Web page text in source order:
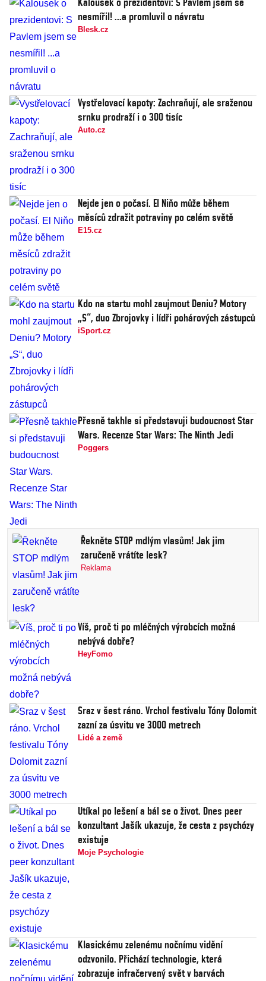
nesmířil! ...a promluvil o návratu
Blesk.cz
Vystřelovací kapoty: Zachraňují, ale sraženou
srnku prodraží i o 300 tisíc
Auto.cz
Nejde jen o počasí. El Niňo může během
měsíců zdražit potraviny po celém světě
E15.cz
Kdo na startu mohl zaujmout Deniu? Motory
„S“, duo Zbrojovky i lídři pohárových zástupců
iSport.cz
Přesně takhle si představuji budoucnost Star
Wars. Recenze Star Wars: The Ninth Jedi
Poggers
Řekněte STOP mdlým vlasům! Jak jim
zaručeně vrátíte lesk?
Reklama
Víš, proč ti po mléčných výrobcích možná
nebývá dobře?
HeyFomo
Sraz v šest ráno. Vrchol festivalu Tóny Dolomit
zazní za úsvitu ve 3000 metrech
Lidé a země
Utíkal po lešení a bál se o život. Dnes peer
konzultant Jašík ukazuje, že cesta z psychózy
existuje
Moje Psychologie
Klasickému zelenému nočnímu vidění
odzvonilo. Přichází technologie, která
zobrazuje infračervený svět v barvách